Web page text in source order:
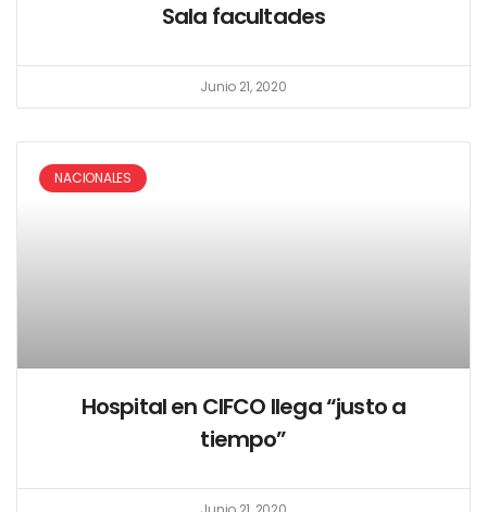
Sala facultades
Junio 21, 2020
NACIONALES
Hospital en CIFCO llega “justo a
tiempo”